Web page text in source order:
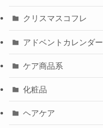
クリスマスコフレ
アドベントカレンダー
ケア商品系
化粧品
ヘアケア